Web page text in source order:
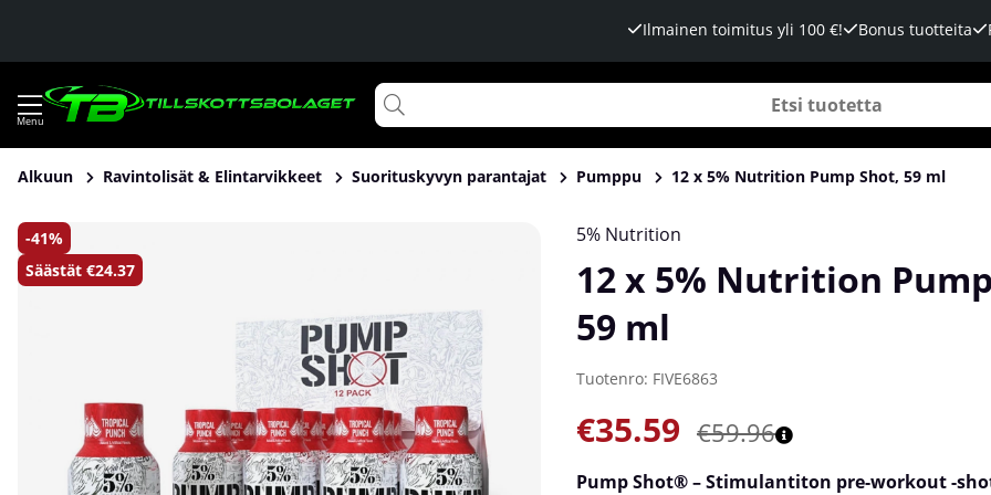
Ilmainen toimitus yli 100 €! Bonus tuotteita
Alkuun Ravintolisät & Elintarvikkeet Suorituskyvyn parantajat Pumppu 12 x 5% Nutrition Pump Shot, 59 ml
41
Säästät €24.37
Tuotekuvat 12 x 5% Nutrition Pump Shot, 59 ml 5% Nutrition
12 x 5% Nutrition
59 ml
Tuotenro: FIVE6863
€59.96
€35.59
Pump Shot® – Stimulantiton pre-workout -